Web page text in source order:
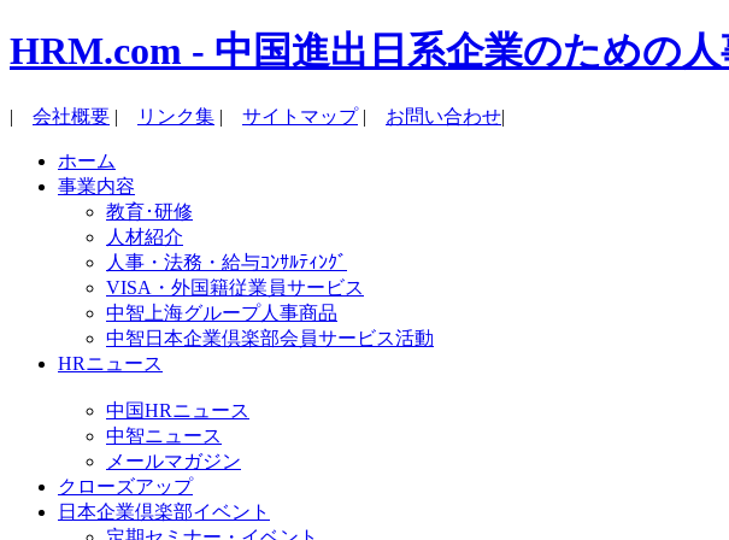
HRM.com - 中国進出日系企業のための
| 会社概要 | リンク集 | サイトマップ| お問い合わせ|
ホーム
事業内容
教育･研修
人材紹介
人事・法務・給与ｺﾝｻﾙﾃｨﾝｸﾞ
VISA・外国籍従業員サービス
中智上海グループ人事商品
中智日本企業倶楽部会員サービス活動
HRニュース
中国HRニュース
中智ニュース
メールマガジン
クローズアップ
日本企業倶楽部イベント